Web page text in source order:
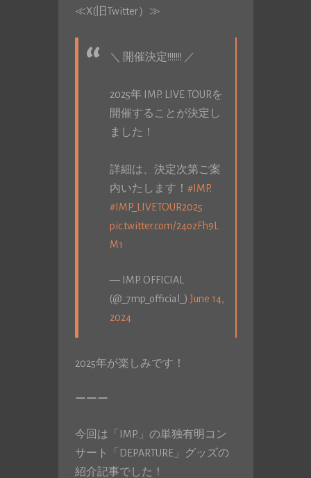
≪X(旧Twitter）≫
＼ 開催決定!!!!!!! ／
2025年 IMP. LIVE TOURを
開催することが決定し
ました！
詳細は、決定次第ご案
内いたします！ #IMP.
#IMP_LIVETOUR2025
pic.twitter.com/24ozFh9L
M1
— IMP. OFFICIAL
(@_7mp_official_)June 14,
2024
2025年が楽しみです！
ーーー
今回は「IMP.」の単独有明コン
サート「DEPARTURE」グッズの
紹介記事でした！